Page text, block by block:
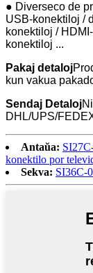
● Diverseco de
USB-konektiloj /
konektiloj /
konektiloj ...
Pakaj detaloj
kun vakua
Sendaj Detaloj
DHL/UPS/
Antaŭa:
konektilo por
Sekva: SI36C-